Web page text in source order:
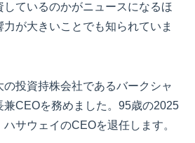
ているのかがニュースになるほ
が大きいことでも知られていま
投資持株会社であるバークシャ
兼CEOを務めました。95歳の2025
サウェイのCEOを退任します。